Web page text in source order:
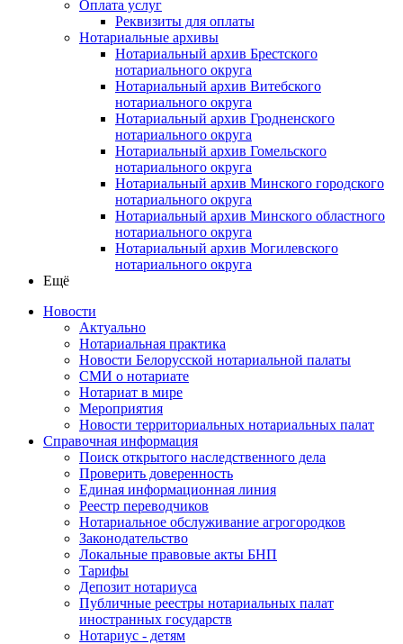
Оплата услуг
Реквизиты для оплаты
Нотариальные архивы
Нотариальный архив Брестского
нотариального округа
Нотариальный архив Витебского
нотариального округа
Нотариальный архив Гродненского
нотариального округа
Нотариальный архив Гомельского
нотариального округа
Нотариальный архив Минского городского
нотариального округа
Нотариальный архив Минского областного
нотариального округа
Нотариальный архив Могилевского
нотариального округа
Ещё
Новости
Актуально
Нотариальная практика
Новости Белорусской нотариальной палаты
СМИ о нотариате
Нотариат в мире
Мероприятия
Новости территориальных нотариальных палат
Справочная информация
Поиск открытого наследственного дела
Проверить доверенность
Единая информационная линия
Реестр переводчиков
Нотариальное обслуживание агрогородков
Законодательство
Локальные правовые акты БНП
Тарифы
Депозит нотариуса
Публичные реестры нотариальных палат
иностранных государств
Нотариус - детям